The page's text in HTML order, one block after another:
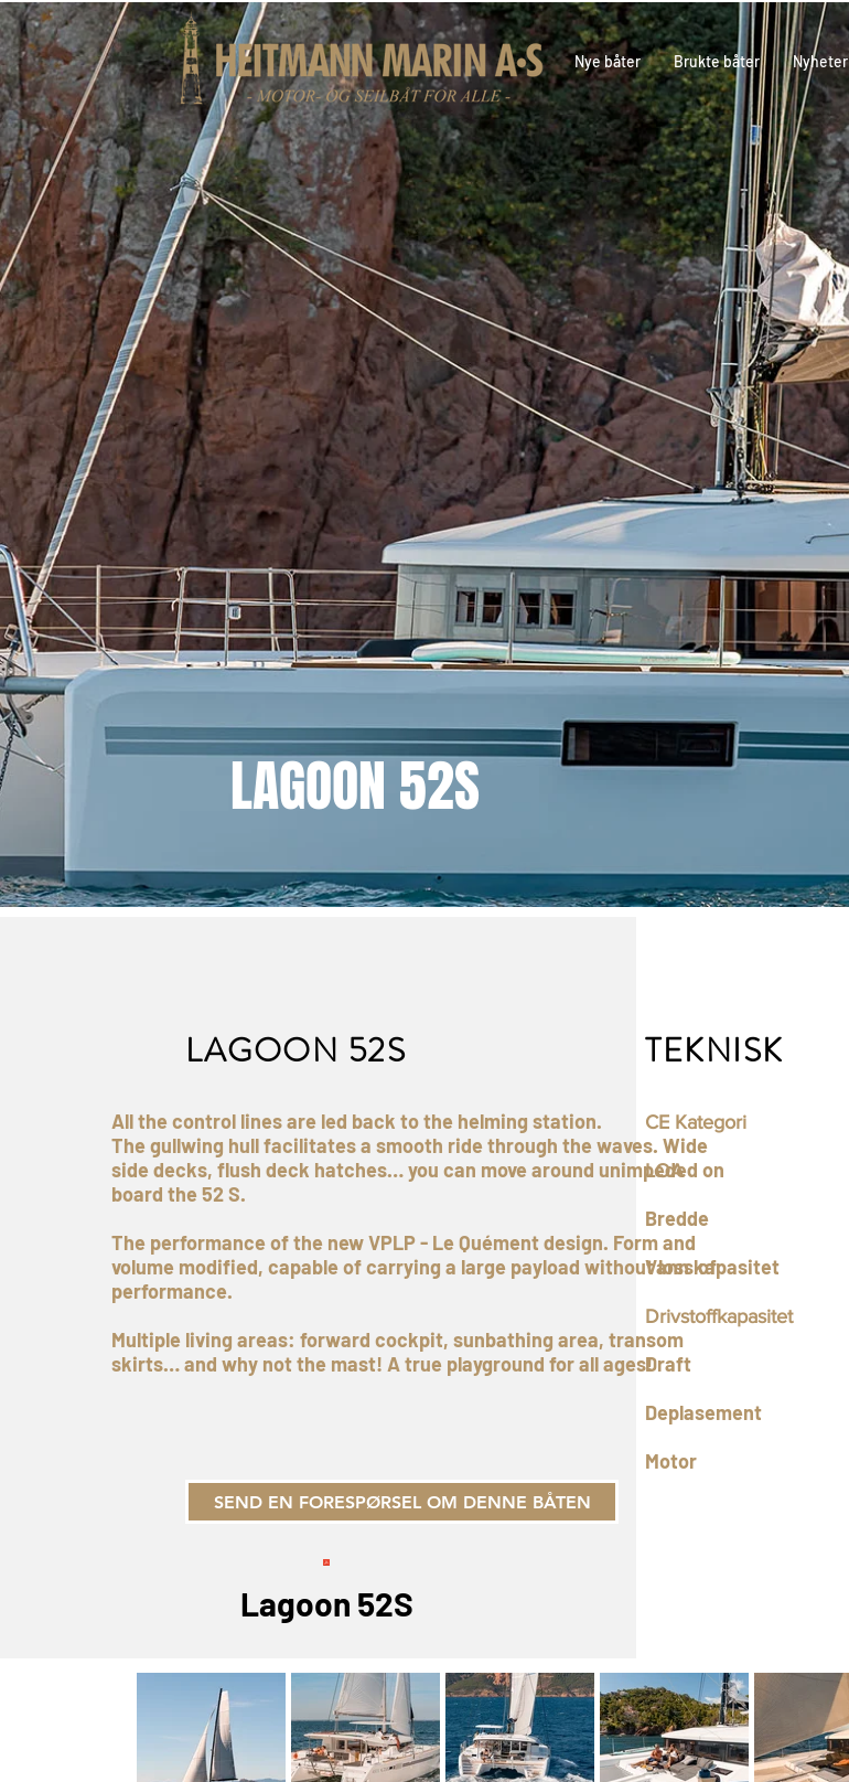
Nye båter Brukte båter Nyheter
LAGOON 52S
LAGOON 52S
All the control lines are led back to the helming station.
The gullwing hull facilitates a smooth ride through the waves. Wide
side decks, flush deck hatches… you can move around unimpeded on
board the 52 S.
The performance of the new VPLP - Le Quément design. Form and
volume modified, capable of carrying a large payload without loss of
performance.
Multiple living areas: forward cockpit, sunbathing area, transom
skirts… and why not the mast! A true playground for all ages!
SEND EN FORESPØRSEL OM DENNE BÅTEN
Lagoon 52S
TEKNISK
CE Kategori
LOA
Bredde
Vann kapasitet
Drivstoffkapasitet
Draft
Deplasement
Motor